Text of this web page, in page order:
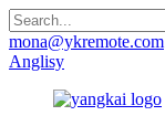
mona@ykremote.com
Anglisy